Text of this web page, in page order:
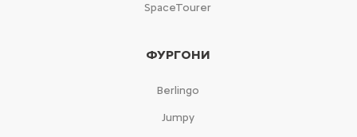
SpaceTourer
ФУРГОНИ
Berlingo
Jumpy